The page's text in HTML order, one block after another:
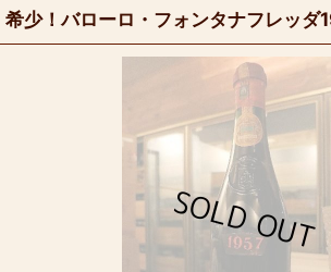
希少！バローロ・フォンタナフレッダ